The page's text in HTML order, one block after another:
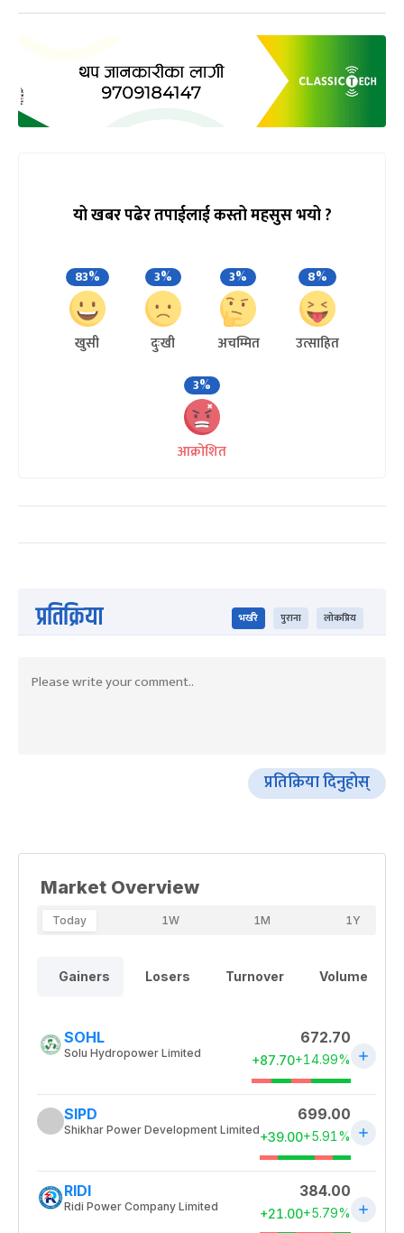
यो खबर पढेर तपाईलाई कस्तो महसुस भयो ?
83%
खुसी
3%
दुःखी
3%
अचम्मित
8%
उत्साहित
3%
आक्रोशित
प्रतिक्रिया भर्खरै पुराना लोकप्रिय
प्रतिक्रिया दिनुहोस्